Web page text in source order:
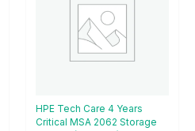
HPE Tech Care 4 Years
Critical MSA 2062 Storage